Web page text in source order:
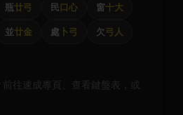
瓶廿弓 民口心 窗十大
並廿金 處 卜弓 欠弓人
前往速成專頁、查看鍵盤表，或